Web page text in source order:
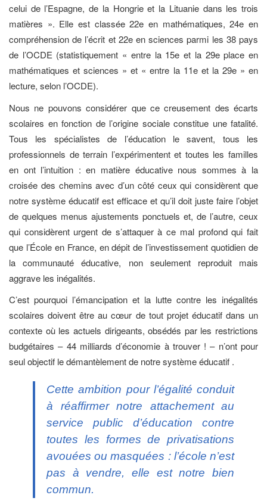
celui de l’Espagne, de la Hongrie et la Lituanie dans les trois
matières ». Elle est classée 22e en mathématiques, 24e en
compréhension de l’écrit et 22e en sciences parmi les 38 pays
de l’OCDE (statistiquement « entre la 15e et la 29e place en
mathématiques et sciences » et « entre la 11e et la 29e » en
lecture, selon l’OCDE).
Nous ne pouvons considérer que ce creusement des écarts
scolaires en fonction de l’origine sociale constitue une fatalité.
Tous les spécialistes de l’éducation le savent, tous les
professionnels de terrain l’expérimentent et toutes les familles
en ont l’intuition : en matière éducative nous sommes à la
croisée des chemins avec d’un côté ceux qui considèrent que
notre système éducatif est efficace et qu’il doit juste faire l’objet
de quelques menus ajustements ponctuels et, de l’autre, ceux
qui considèrent urgent de s’attaquer à ce mal profond qui fait
que l’École en France, en dépit de l’investissement quotidien de
la communauté éducative, non seulement reproduit mais
aggrave les inégalités.
C’est pourquoi l’émancipation et la lutte contre les inégalités
scolaires doivent être au cœur de tout projet éducatif dans un
contexte où les actuels dirigeants, obsédés par les restrictions
budgétaires – 44 milliards d’économie à trouver ! – n’ont pour
seul objectif le démantèlement de notre système éducatif .
Cette ambition pour l’égalité conduit
à réaffirmer notre attachement au
service public d’éducation contre
toutes les formes de privatisations
avouées ou masquées : l’école n’est
pas à vendre, elle est notre bien
commun.